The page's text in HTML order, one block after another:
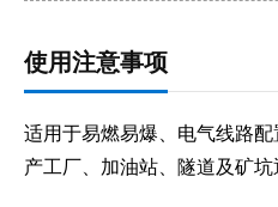
使用注意事项
适用于易燃易爆、电气线路
产工厂、加油站、隧道及矿